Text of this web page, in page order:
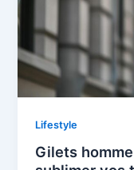
Lifestyle
Gilets